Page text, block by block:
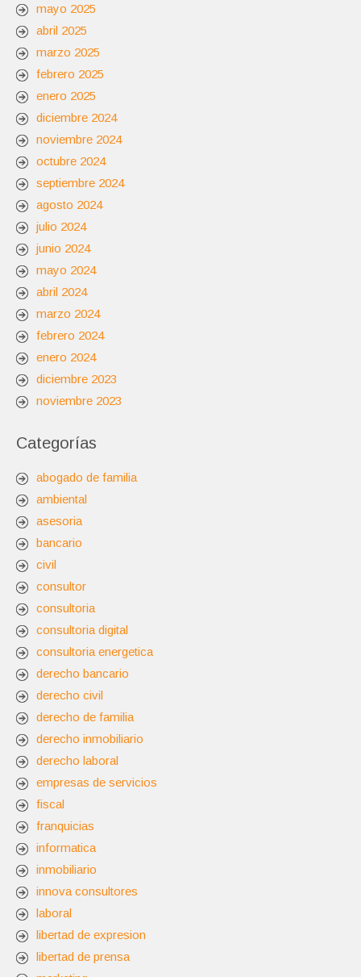
mayo 2025
abril 2025
marzo 2025
febrero 2025
enero 2025
diciembre 2024
noviembre 2024
octubre 2024
septiembre 2024
agosto 2024
julio 2024
junio 2024
mayo 2024
abril 2024
marzo 2024
febrero 2024
enero 2024
diciembre 2023
noviembre 2023
Categorías
abogado de familia
ambiental
asesoria
bancario
civil
consultor
consultoria
consultoria digital
consultoria energetica
derecho bancario
derecho civil
derecho de familia
derecho inmobiliario
derecho laboral
empresas de servicios
fiscal
franquicias
informatica
inmobiliario
innova consultores
laboral
libertad de expresion
libertad de prensa